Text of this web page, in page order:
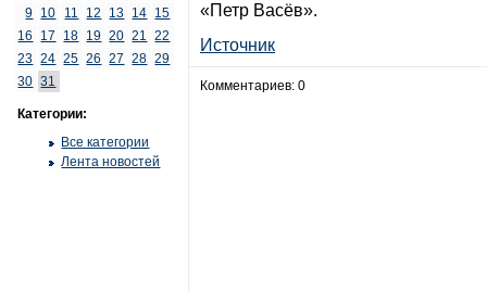
9 10 11 12 13 14 15
16
17 18 19 20 21
22
23 24 25 26 27 28 29
30 31
Категории:
Все категории
Лента новостей
«Петр Васёв».
Источник
Комментариев: 0